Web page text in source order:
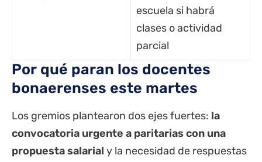
escuela si habrá
clases o actividad
parcial
Por qué paran los docentes
bonaerenses este martes
Los gremios plantearon dos ejes fuertes: la
convocatoria urgente a paritarias con una
propuesta salarial y la necesidad de respuestas